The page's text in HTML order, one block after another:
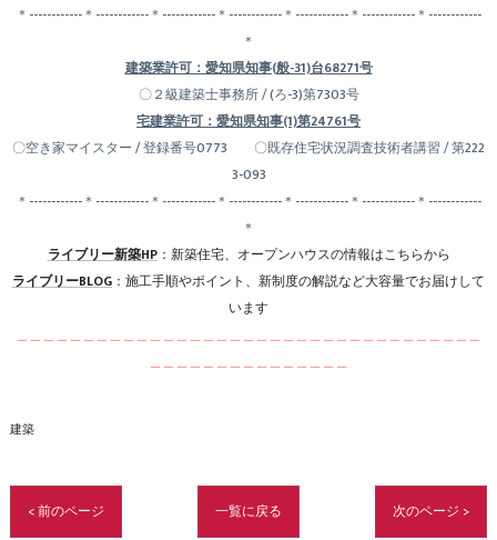
＊------------＊------------＊------------＊------------＊------------＊------------＊------------
＊
建築業許可：愛知県知事(般-31)台68271号
〇２級建築士事務所 / (ろ-3)第7303号
宅建業許可：愛知県知事(1)第24761号
〇空き家マイスター / 登録番号0773 〇既存住宅状況調査技術者講習 / 第222
3-093
＊------------＊------------＊------------＊------------＊------------＊------------＊------------
＊
ライブリー新築HP：新築住宅、オープンハウスの情報はこちらから
ライブリーBLOG ：施工手順やポイント、新制度の解説など大容量でお届けして
います
＿＿＿＿＿＿＿＿＿＿＿＿＿＿＿＿＿＿＿＿＿＿＿＿＿＿＿＿＿＿＿＿＿＿＿
＿＿＿＿＿＿＿＿＿＿＿＿＿＿＿
建築
< 前のページ 一覧に戻る 次のページ >